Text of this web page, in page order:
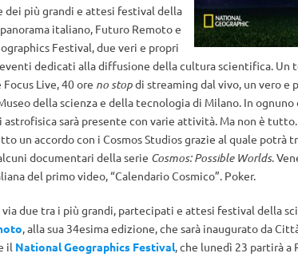
dei più grandi e attesi festival della
italiano, Futuro Remoto e
Festival, due veri e propri
eventi dedicati alla diffusione della cultura scientifica. Un
Live, 40 ore no stopdi streaming dal vivo, un vero e
della scienza e della tecnologia di Milano. In
astrofisica sarà presente con varie attività. Ma non è tutto.
un accordo con i Cosmos Studios grazie al quale potrà
documentari della serie Cosmos: Possible Worlds.
del primo video, “Calendario Cosmico”. Poker.
due tra i più grandi, partecipati e attesi festival della
, alla sua 34esima edizione, che sarà inaugurato da
il National Geographics Festival, che lunedì 23 partirà a